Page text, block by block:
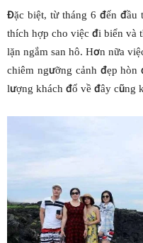
Đặc biệt, từ tháng 6 đến đầu
thích hợp cho việc đi biển và
lặn ngắm san hô. Hơn nữa
chiêm ngưỡng cảnh đẹp
lượng khách đổ về đây cũng